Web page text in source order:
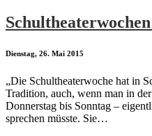
Dienstag, 26. Mai 2015
„Die Schultheaterwoche hat in
Tradition, auch, wenn man in
Donnerstag bis Sonntag –
sprechen müsste. Sie…